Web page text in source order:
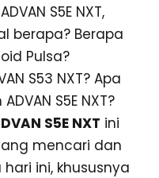
S5E NXT,
berapa? Berapa
Pulsa?
S53 NXT? Apa
S5E NXT?
S5E NXT ini
mencari dan
ini, khususnya